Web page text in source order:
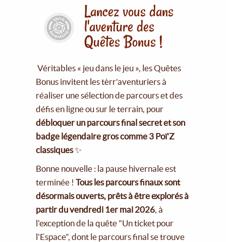
Lancez vous dans
l'aventure des
Quêtes Bonus !
Véritables « jeu dans le jeu », les Quêtes
Bonus invitent les tèrr’aventuriers à
réaliser une sélection de parcours et des
défis en ligne ou sur le terrain, pour
débloquer un parcours final secret et son
badge légendaire gros comme 3 Poï'Z
classiques✨
Bonne nouvelle : la pause hivernale est
terminée !Tous les parcours finaux sont
désormais ouverts, prêts à être explorés à
partir du vendredi 1er mai 2026 , à
l'exception de la quête "Un ticket pour
l'Espace", dont le parcours final se trouve